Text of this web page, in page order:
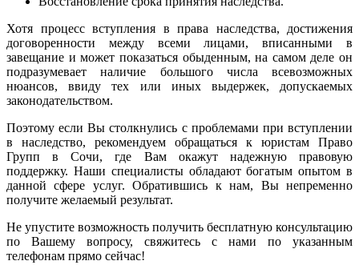
Хотя процесс вступления в права наследства, достижения
договоренности между всеми лицами, вписанными в
завещание и может показаться обыденным, на самом деле он
подразумевает наличие большого числа всевозможных
нюансов, ввиду тех или иных выдержек, допускаемых
законодательством.
Поэтому если Вы столкнулись с проблемами при вступлении
в наследство, рекомендуем обращаться к юристам Право
Групп в Сочи, где Вам окажут надежную правовую
поддержку. Наши специалисты обладают богатым опытом в
данной сфере услуг. Обратившись к нам, Вы непременно
получите желаемый результат.
Не упустите возможность получить бесплатную консультацию
по Вашему вопросу, свяжитесь с нами по указанным
телефонам прямо сейчас!